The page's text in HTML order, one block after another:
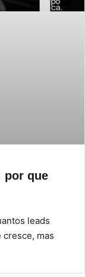
por que
leads
cresce, mas